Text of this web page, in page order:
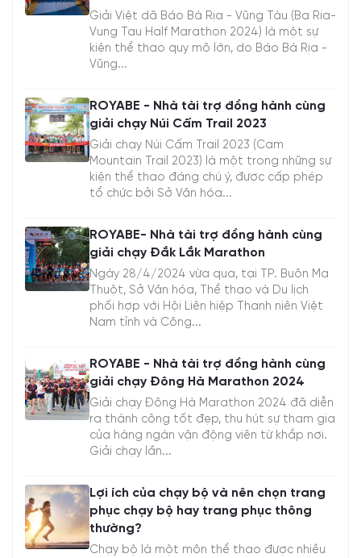
Giải Việt dã Báo Bà Rịa - Vũng Tàu (Ba Ria-
Vung Tau Half Marathon 2024) là một sự
kiện thể thao quy mô lớn, do Báo Bà Rịa -
Vũng...
ROYABE - Nhà tài trợ đồng hành cùng
giải chạy Núi Cấm Trail 2023
Giải chạy Núi Cấm Trail 2023 (Cam
Mountain Trail 2023) là một trong những sự
kiện thể thao đáng chú ý, được cấp phép
tổ chức bởi Sở Văn hóa...
ROYABE- Nhà tài trợ đồng hành cùng
giải chạy Đắk Lắk Marathon
Ngày 28/4/2024 vừa qua, tại TP. Buôn Ma
Thuột, Sở Văn hóa, Thể thao và Du lịch
phối hợp với Hội Liên hiệp Thanh niên Việt
Nam tỉnh và Công...
ROYABE - Nhà tài trợ đồng hành cùng
giải chạy Đông Hà Marathon 2024
Giải chạy Đông Hà Marathon 2024 đã diễn
ra thành công tốt đẹp, thu hút sự tham gia
của hàng ngàn vận động viên từ khắp nơi.
Giải chạy lần...
Lợi ích của chạy bộ và nên chọn trang
phục chạy bộ hay trang phục thông
thường?
Chạy bộ là một môn thể thao được nhiều